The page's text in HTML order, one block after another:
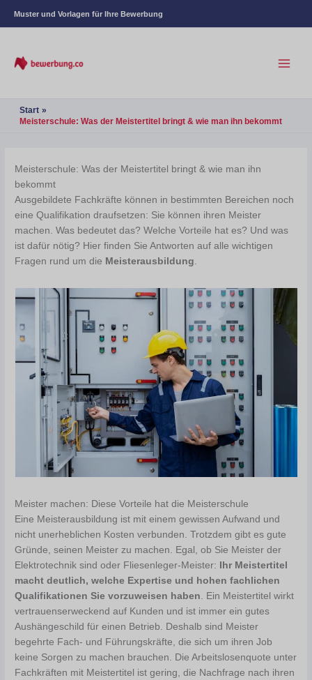
Muster und Vorlagen für Ihre Bewerbung
Start
Meisterschule: Was der Meistertitel bringt & wie man ihn bekommt
Meisterschule: Was der Meistertitel bringt & wie man ihn
bekommt
Ausgebildete Fachkräfte können in bestimmten Bereichen noch
eine Qualifikation draufsetzen: Sie können ihren Meister
machen. Was bedeutet das? Welche Vorteile hat es? Und was
ist dafür nötig? Hier finden Sie Antworten auf alle wichtigen
Fragen rund um die Meisterausbildung.
Meister machen: Diese Vorteile hat die Meisterschule
Eine Meisterausbildung ist mit einem gewissen Aufwand und
nicht unerheblichen Kosten verbunden. Trotzdem gibt es gute
Gründe, seinen Meister zu machen. Egal, ob Sie Meister der
Elektrotechnik sind oder Fliesenleger-Meister:
Ihr Meistertitel
macht deutlich, welche Expertise und hohen fachlichen
Qualifikationen Sie vorzuweisen haben . Ein Meistertitel wirkt
vertrauenserweckend auf Kunden und ist immer ein gutes
Aushängeschild für einen Betrieb. Deshalb sind Meister
begehrte Fach- und Führungskräfte, die sich um ihren Job
keine Sorgen zu machen brauchen. Die Arbeitslosenquote unter
Fachkräften mit Meistertitel ist gering, die Nachfrage nach ihren